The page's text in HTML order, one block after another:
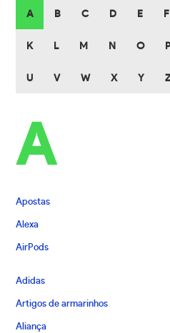
A B C D E F
K L M N O P
U V W X Y Z
A
Apostas
Alexa
AirPods
Adidas
Artigos de armarinhos
Aliança